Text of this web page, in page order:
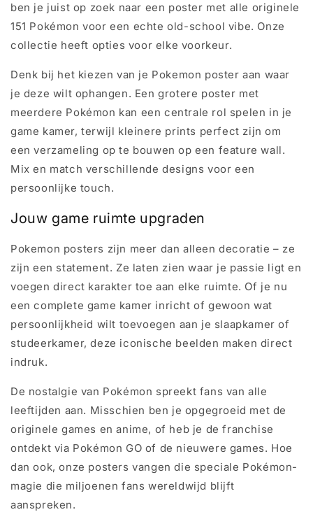
ben je juist op zoek naar een poster met alle originele
151 Pokémon voor een echte old-school vibe. Onze
collectie heeft opties voor elke voorkeur.
Denk bij het kiezen van je Pokemon poster aan waar
je deze wilt ophangen. Een grotere poster met
meerdere Pokémon kan een centrale rol spelen in je
game kamer, terwijl kleinere prints perfect zijn om
een verzameling op te bouwen op een feature wall.
Mix en match verschillende designs voor een
persoonlijke touch.
Jouw game ruimte upgraden
Pokemon posters zijn meer dan alleen decoratie – ze
zijn een statement. Ze laten zien waar je passie ligt en
voegen direct karakter toe aan elke ruimte. Of je nu
een complete game kamer inricht of gewoon wat
persoonlijkheid wilt toevoegen aan je slaapkamer of
studeerkamer, deze iconische beelden maken direct
indruk.
De nostalgie van Pokémon spreekt fans van alle
leeftijden aan. Misschien ben je opgegroeid met de
originele games en anime, of heb je de franchise
ontdekt via Pokémon GO of de nieuwere games. Hoe
dan ook, onze posters vangen die speciale Pokémon-
magie die miljoenen fans wereldwijd blijft
aanspreken.